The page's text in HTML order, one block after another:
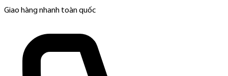
Giao hàng nhanh toàn quốc